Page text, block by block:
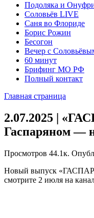
Подоляка и
Соловьёв LIVE
Саня во Флориде
Борис Рожин
Бесогон
Вечер с
60 минут
Брифинг МО РФ
Полный контакт
Главная страница
2.07.2025 |
Гаспаряном —
Просмотров 44.1к.
Новый выпуск
смотрите 2 июля на